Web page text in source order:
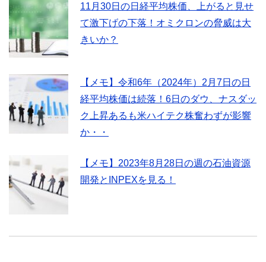
11月30日の日経平均株価、上がると見せ
て激下げの下落！オミクロンの脅威は大
きいか？
【メモ】令和6年（2024年）2月7日の日
経平均株価は続落！6日のダウ、ナスダッ
ク上昇あるも米ハイテク株奮わずが影響
か・・
【メモ】2023年8月28日の週の石油資源
開発とINPEXを見る！